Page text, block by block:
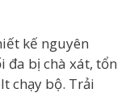
kế nguyên
đa bị chà xát, tổn
chạy bộ. Trải